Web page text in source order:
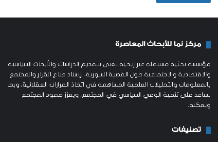
مركز نما للأبحاث المعاصرة
مؤسسة بحثية مستقلة غير ربحية تعني بتقديم الدراسات والأبحاث السياسية
والاقتصادية والاجتماعية حول القضية السورية، لإسناد صناع القرار والمجتمع
بالمعلومات والتحليلات العلمية المساهمة في اتخاذ القرارات العقلانية، وبما
يساعد على تنمية الوعي السياسي في المجتمع، ويعزز صمود المجتمع
ويمكنه.
تصنيفات